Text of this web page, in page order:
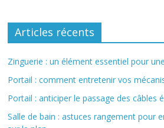
Articles récents
Zinguerie : un élément essentiel pour
Portail : comment entretenir vos
Portail : anticiper le passage des câbles
Salle de bain : astuces rangement pour